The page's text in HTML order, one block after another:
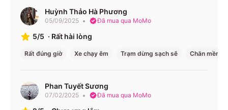
↔ Kon
Tum
Limousine
32 phòng
(Kon Tum)
Giá và lịch có thể thay đổi từng ngày – bạn nên kiểm tra
Điểm đón/trả & Văn phòng
Huỳnh Thảo Hà Phương
05/09/2025 Đã mua qua MoMo
5/5 · Rất hài lòng
Rất đúng giờ Xe chạy êm Trạm dừng sạch sẽ Chăn mền
Phan Tuyết Sương
07/02/2025 Đã mua qua MoMo